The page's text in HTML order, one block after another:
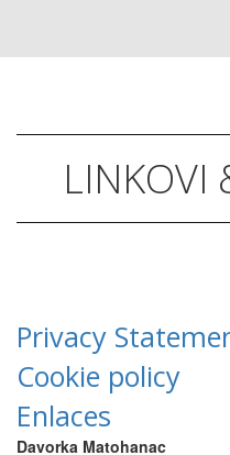
LINKOVI
Privacy
Cookie policy
Enlaces
Davorka Matohanac